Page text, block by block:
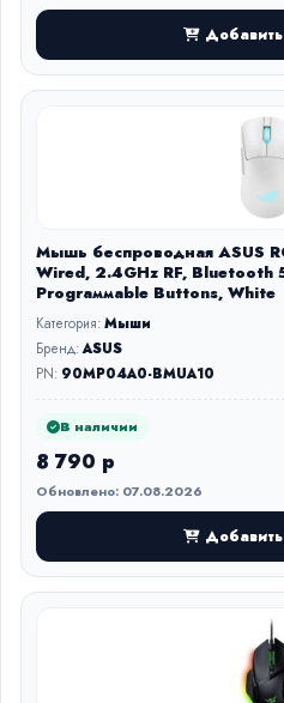
Мышь беспроводная ASUS
Wired, 2.4GHz RF, Bluetooth
Prograммable Buttons, White
Категория:Мыши
Бренд:ASUS
PN: 90MP04A0-BMUA10
В наличии
8 790 р
Обновлено: 07.08.2026